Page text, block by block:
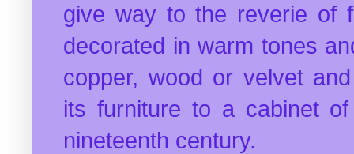
give way to the reverie of
decorated in warm tones
copper, wood or velvet
its furniture to a cabinet
nineteenth century.